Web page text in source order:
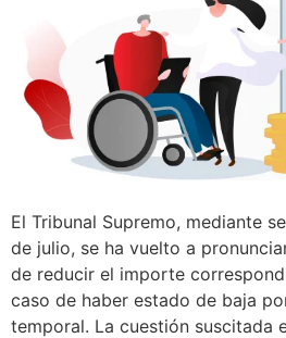
El Tribunal Supremo, mediante
de julio, se ha vuelto a
de reducir el importe
caso de haber estado de baja
temporal. La cuestión suscitada